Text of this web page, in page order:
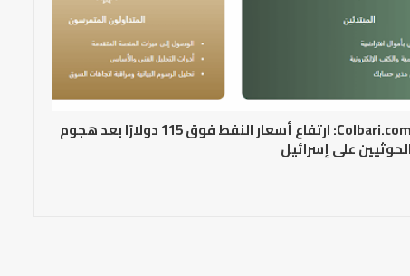
Colbari.com: ارتفاع أسعار النفط فوق 115 دولارًا بعد هجوم
الحوثيين على إسرائيل